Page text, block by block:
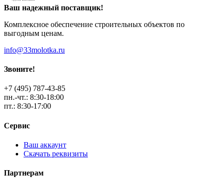
Ваш надежный поставщик!
Комплексное обеспечение строительных объектов по
выгодным ценам.
info@33molotka.ru
Звоните!
+7 (495) 787-43-85
пн.-чт.: 8:30-18:00
пт.: 8:30-17:00
Сервис
Ваш аккаунт
Скачать реквизиты
Партнерам